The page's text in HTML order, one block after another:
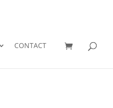
CONTACT